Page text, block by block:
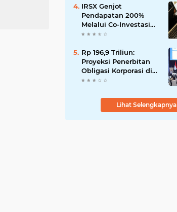
IRSX Genjot
Pendapatan 200%
Melalui Co-Investasi
10+ Film Layar Lebar
Rp 196,9 Triliun:
Proyeksi Penerbitan
Obligasi Korporasi di
Tahun 2026
Lihat Selengkapnya